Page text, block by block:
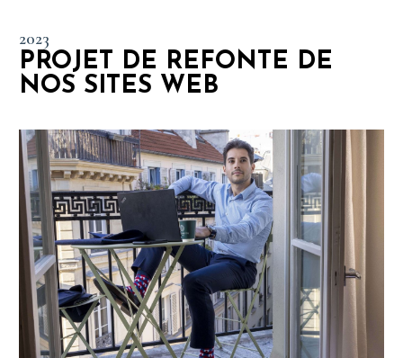
2023
PROJET DE REFONTE DE
NOS SITES WEB